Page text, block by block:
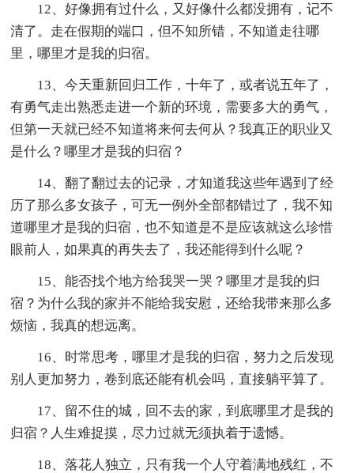
12、好像拥有过什么，又好像什么都没拥有，记不
清了。走在假期的端口，但不知所错，不知道走往哪
里，哪里才是我的归宿。
13、今天重新回归工作，十年了，或者说五年了，
有勇气走出熟悉走进一个新的环境，需要多大的勇气，
但第一天就已经不知道将来何去何从？我真正的职业又
是什么？哪里才是我的归宿？
14、翻了翻过去的记录，才知道我这些年遇到了经
历了那么多女孩子，可无一例外全部都错过了，我不知
道哪里才是我的归宿，也不知道是不是应该就这么珍惜
眼前人，如果真的再失去了，我还能得到什么呢？
15、能否找个地方给我哭一哭？哪里才是我的归
宿？为什么我的家并不能给我安慰，还给我带来那么多
烦恼，我真的想远离。
16、时常思考，哪里才是我的归宿，努力之后发现
别人更加努力，卷到底还能有机会吗，直接躺平算了。
17、留不住的城，回不去的家，到底哪里才是我的
归宿？人生难捉摸，尽力过就无须执着于遗憾。
18、落花人独立，只有我一个人守着满地残红，不